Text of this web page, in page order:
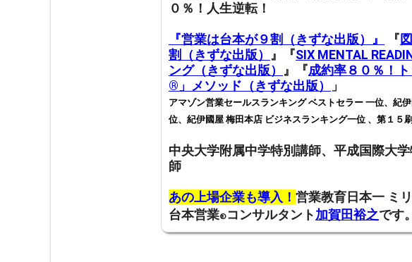
０％！人生逆転！
『営業は台本が９割（きずな出版）』 『
割（きずな出版）
』『SIX MENTAL
ング（きずな出版）
』『成約率８０％！
®️」メソッド（きずな出版）
」
アマゾン営業セールスランキング ベストセラー 一位、紀
位、紀伊國屋 梅田本店 ビジネスランキング一位 、第１５
中央大学附属中学特別講師、 平成国際大
師
あの上場企業も導入！ 営業教育日本一 ミ
台本営業®コンサルタント加賀田裕之です。